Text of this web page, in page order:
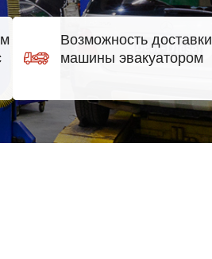
Возможность доставки
машины эвакуатором